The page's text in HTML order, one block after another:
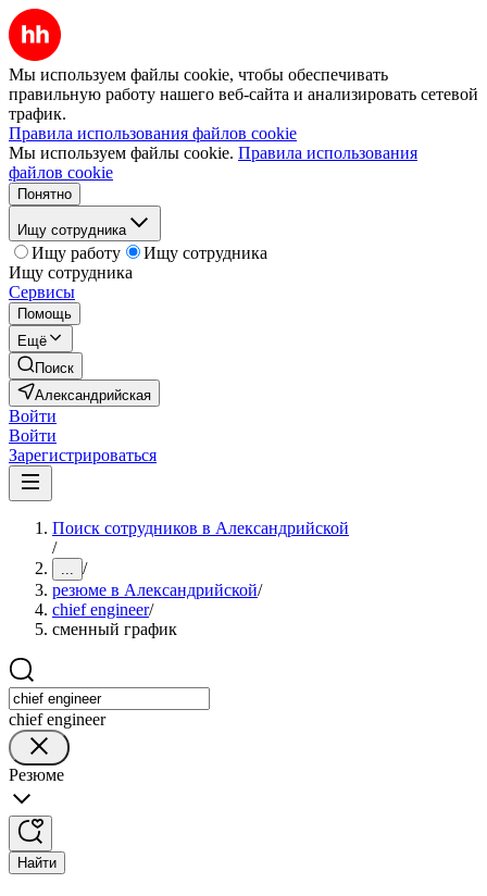
Мы используем файлы cookie, чтобы обеспечивать
правильную работу нашего веб-сайта и анализировать сетевой
трафик.
Правила использования файлов cookie
Мы используем файлы cookie. Правила использования
файлов cookie
Понятно
Ищу сотрудника
Ищу работу
Ищу сотрудника
Ищу сотрудника
Сервисы
Помощь
Ещё
Поиск
Александрийская
Войти
Войти
Зарегистрироваться
Поиск сотрудников в Александрийской
/
... /
резюме в Александрийской/
chief engineer/
сменный график
chief engineer
Резюме
Найти